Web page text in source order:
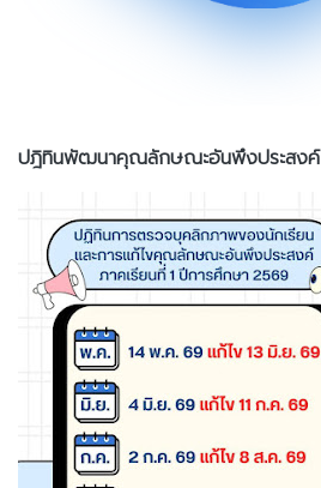
ปฎิทินพัฒนาคุณลักษณะอันพึงประสงค์